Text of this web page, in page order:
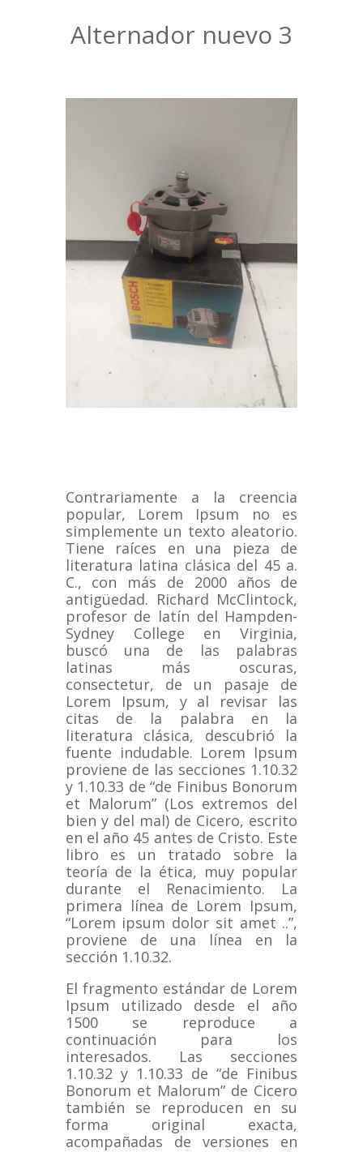
Alternador nuevo 3
Contrariamente a la creencia
popular, Lorem Ipsum no es
simplemente un texto aleatorio.
Tiene raíces en una pieza de
literatura latina clásica del 45 a.
C., con más de 2000 años de
antigüedad. Richard McClintock,
profesor de latín del Hampden-
Sydney College en Virginia,
buscó una de las palabras
latinas más oscuras,
consectetur, de un pasaje de
Lorem Ipsum, y al revisar las
citas de la palabra en la
literatura clásica, descubrió la
fuente indudable. Lorem Ipsum
proviene de las secciones 1.10.32
y 1.10.33 de “de Finibus Bonorum
et Malorum” (Los extremos del
bien y del mal) de Cicero, escrito
en el año 45 antes de Cristo. Este
libro es un tratado sobre la
teoría de la ética, muy popular
durante el Renacimiento.
La
primera línea de Lorem Ipsum,
“Lorem ipsum dolor sit amet ..”,
proviene de una línea en la
sección 1.10.32.
El fragmento estándar de Lorem
Ipsum utilizado desde el año
1500 se reproduce a
continuación para los
interesados.
Las secciones
1.10.32 y 1.10.33 de “de Finibus
Bonorum et Malorum” de Cicero
también se reproducen en su
forma original exacta,
acompañadas de versiones en